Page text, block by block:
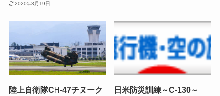
2020年3月19日
陸上自衛隊CH-47チヌーク
日米防災訓練～C-130～